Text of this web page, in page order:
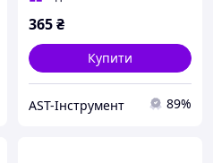
365₴
Купити
AST-Інструмент 89%